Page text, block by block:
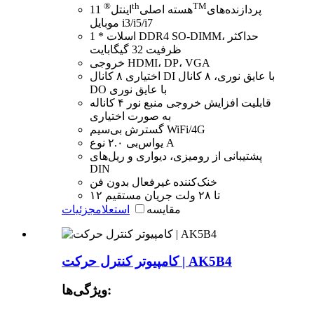
اینتل® thهسته اصلیTMپردازنده‌های
موبایل i3/i5/i7
1 * اسلات DDR4 SO-DIMM، حداکثر
ظرفیت 32 گیگابایت
خروجی HDMI، DP، VGA
اختیاری ۸ کانال DI با عایق نوری، ۸ کانال
DO با عایق نوری
قابلیت افزایش خروجی منبع نور ۴ کاناله
به صورت اختیاری
گسترش بی‌سیم WiFi/4G
یو‌اس‌بی ۲.۰ نوع A
پشتیبانی از رومیزی، دیواری و ریل‌های
DIN
خنک‌کننده غیرفعال بدون فن
۱۲ تا ۲۸ ولت جریان مستقیم
مقایسه
استعلامجزئیات
کامپیوتر کنترل حرکت | AK5B4
ویژگی‌ها: